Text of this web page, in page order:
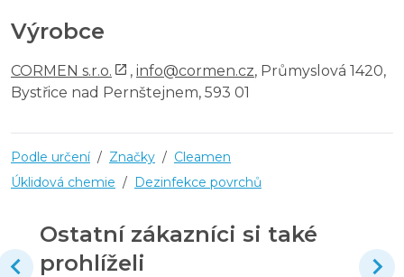
Výrobce
CORMEN s.r.o. , info@cormen.cz, Průmyslová 1420,
Bystřice nad Pernštejnem, 593 01
Podle určení / Značky / Cleamen
Úklidová chemie / Dezinfekce povrchů
Ostatní zákazníci si také
prohlíželi